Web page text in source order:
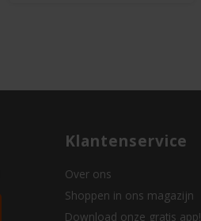
Klantenservice
Over ons
Shoppen in ons magazijn
Download onze gratis app!